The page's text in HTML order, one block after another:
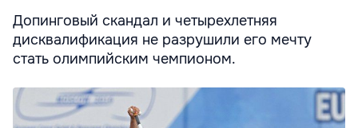
Допинговый скандал и четырехлетняя
дисквалификация не разрушили его мечту
стать олимпийским чемпионом.